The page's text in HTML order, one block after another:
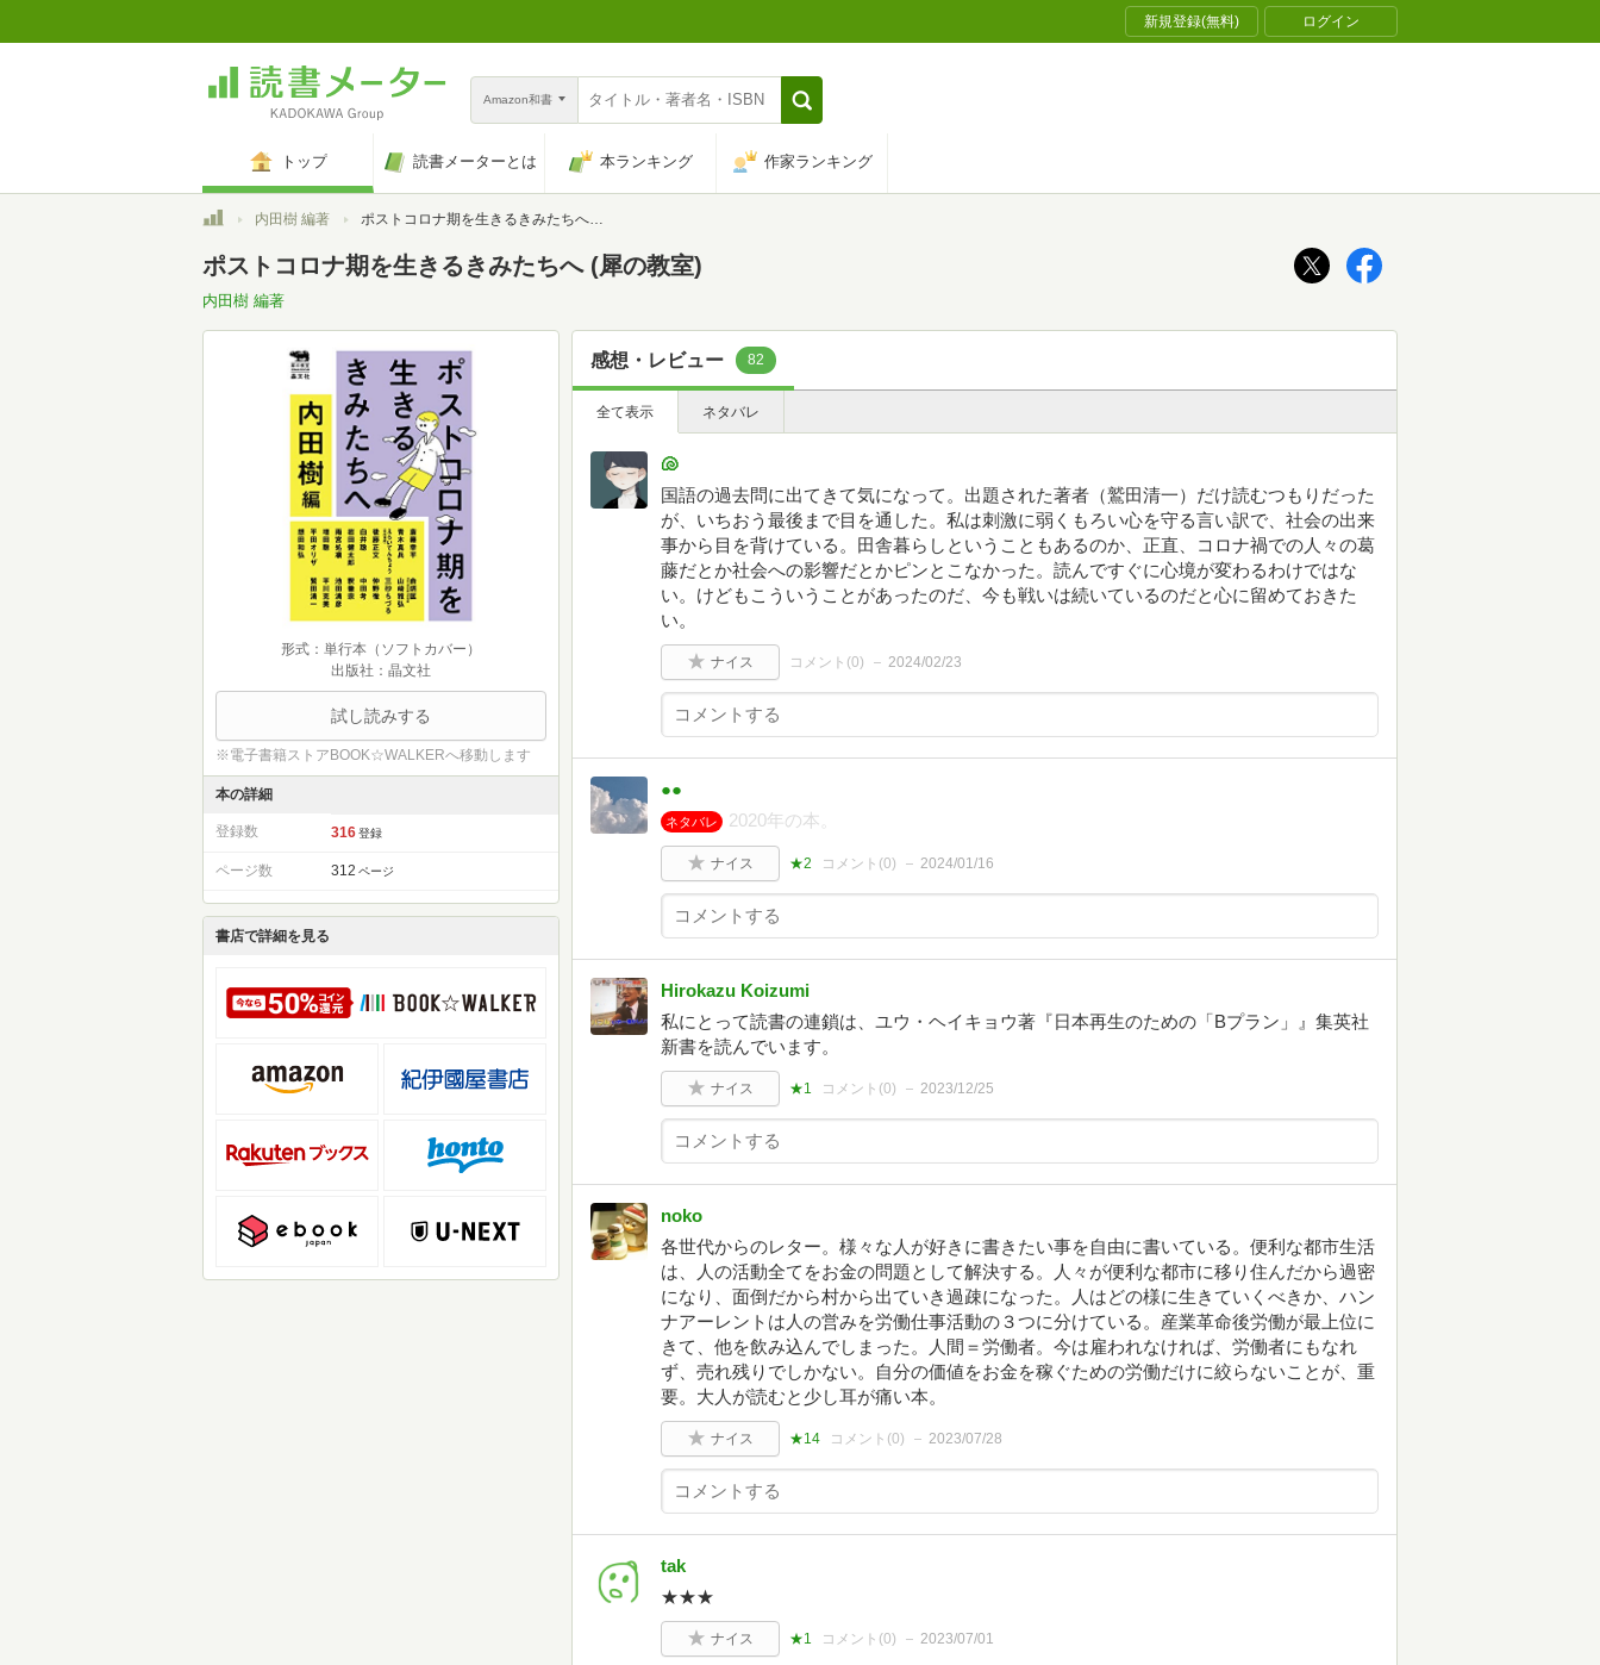
新規登録(無料) ログイン
Amazon和書
トップ 読書メーターとは 本ランキング 作家ランキング
トップ内田樹 編著 ポストコロナ期を生きるきみたちへ (犀の教室)
ポストコロナ期を生きるきみたちへ (犀の教室)
内田樹 編著
形式：単行本（ソフトカバー）
出版社：晶文社
試し読みする
※電子書籍ストアBOOK☆WALKERへ移動します
本の詳細
登録数 316 登録
ページ数 312 ページ
書店で詳細を見る
感想・レビュー 82
全て表示 ネタバレ
🐚
国語の過去問に出てきて気になって。出題された著者（鷲田清一）だけ読むつもりだった
が、いちおう最後まで目を通した。私は刺激に弱くもろい心を守る言い訳で、社会の出来
事から目を背けている。田舎暮らしということもあるのか、正直、コロナ禍での人々の葛
藤だとか社会への影響だとかピンとこなかった。読んですぐに心境が変わるわけではな
い。けどもこういうことがあったのだ、今も戦いは続いているのだと心に留めておきた
い。
ナイス コメント(0) 2024/02/23
●●
ネタバレ 2020年の本。
ナイス ★2 コメント(0) 2024/01/16
Hirokazu Koizumi
私にとって読書の連鎖は、ユウ・ヘイキョウ著『日本再生のための「Bプラン」』集英社
新書を読んでいます。
ナイス ★1 コメント(0) 2023/12/25
noko
各世代からのレター。様々な人が好きに書きたい事を自由に書いている。便利な都市生活
は、人の活動全てをお金の問題として解決する。人々が便利な都市に移り住んだから過密
になり、面倒だから村から出ていき過疎になった。人はどの様に生きていくべきか、ハン
ナアーレントは人の営みを労働仕事活動の３つに分けている。産業革命後労働が最上位に
きて、他を飲み込んでしまった。人間＝労働者。今は雇われなければ、労働者にもなれ
ず、売れ残りでしかない。自分の価値をお金を稼ぐための労働だけに絞らないことが、重
要。大人が読むと少し耳が痛い本。
ナイス ★14 コメント(0) 2023/07/28
tak
★★★
ナイス ★1 コメント(0) 2023/07/01